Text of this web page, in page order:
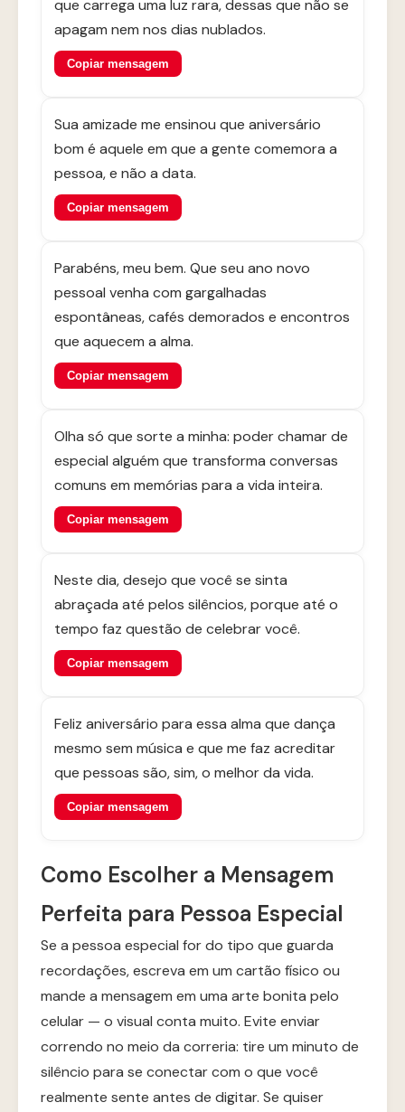
que carrega uma luz rara, dessas que não se
apagam nem nos dias nublados.
Copiar mensagem
Sua amizade me ensinou que aniversário
bom é aquele em que a gente comemora a
pessoa, e não a data.
Copiar mensagem
Parabéns, meu bem. Que seu ano novo
pessoal venha com gargalhadas
espontâneas, cafés demorados e encontros
que aquecem a alma.
Copiar mensagem
Olha só que sorte a minha: poder chamar de
especial alguém que transforma conversas
comuns em memórias para a vida inteira.
Copiar mensagem
Neste dia, desejo que você se sinta
abraçada até pelos silêncios, porque até o
tempo faz questão de celebrar você.
Copiar mensagem
Feliz aniversário para essa alma que dança
mesmo sem música e que me faz acreditar
que pessoas são, sim, o melhor da vida.
Copiar mensagem
Como Escolher a Mensagem
Perfeita para Pessoa Especial
Se a pessoa especial for do tipo que guarda
recordações, escreva em um cartão físico ou
mande a mensagem em uma arte bonita pelo
celular — o visual conta muito. Evite enviar
correndo no meio da correria: tire um minuto de
silêncio para se conectar com o que você
realmente sente antes de digitar. Se quiser